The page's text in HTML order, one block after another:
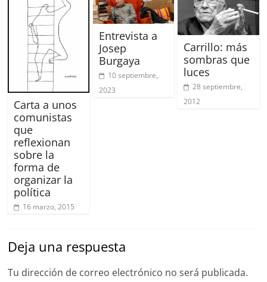
Carta a unos
comunistas
que
reflexionan
sobre la
forma de
organizar la
política
16 marzo, 2015
Entrevista a
Josep
Burgaya
10 septiembre,
2023
Carrillo: más
sombras que
luces
28 septiembre,
2012
Deja una respuesta
Tu dirección de correo electrónico no será publicada.